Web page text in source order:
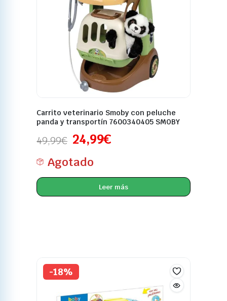
Carrito veterinario Smoby con peluche
panda y transportín 7600340405 SMOBY
49,99€ 24,99€
Agotado
Leer más
-18%